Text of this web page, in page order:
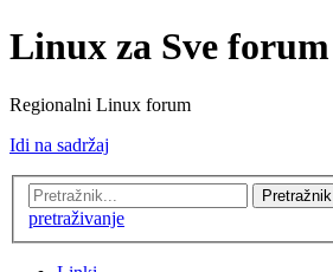
Linux za Sve forum
Regionalni Linux forum
Idi na sadržaj
Pretražnik
pretraživanje